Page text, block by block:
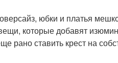
юбки и платья
которые добавят
рано ставить крест на